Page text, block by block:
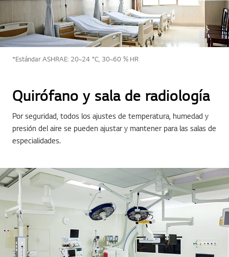
*Estándar ASHRAE: 20~24 °C, 30~60 % HR
Quirófano y sala de radiología
Por seguridad, todos los ajustes de temperatura, humedad y
presión del aire se pueden ajustar y mantener para las salas de
especialidades.